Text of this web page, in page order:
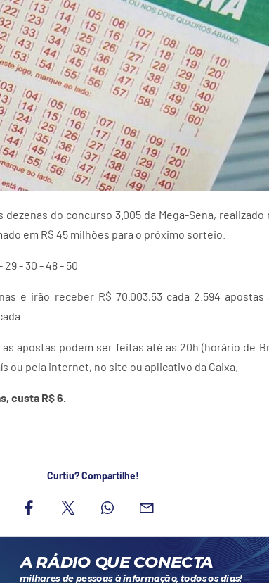
do concurso 3.005 da Mega-Sena,
em R$ 45 milhões para o próximo sorteio.
- 30 - 48 - 50
e irão receber R$ 70.003,53 cada 2.594
apostas podem ser feitas até as 20h (horário de
ou pela internet, no site ou aplicativo da Caixa.
custa R$ 6.
Curtiu? Compartilhe!